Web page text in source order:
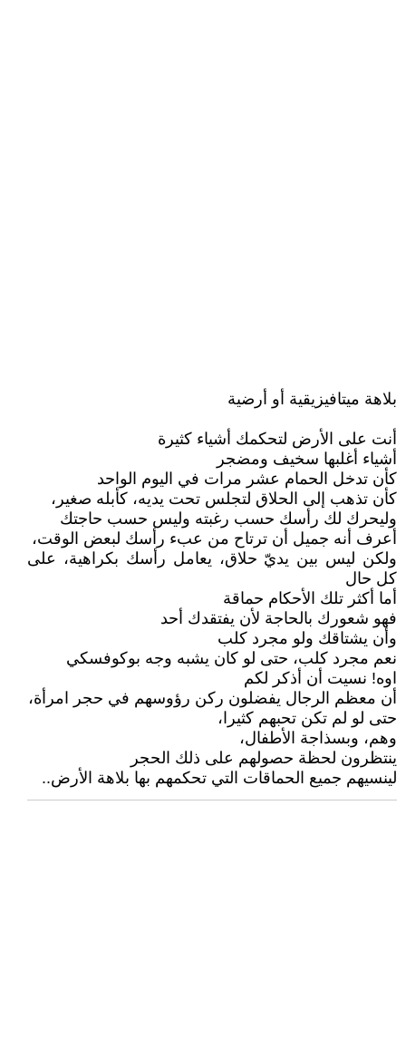
بلاهة ميتافيزيقية أو أرضية
أنت على الأرض لتحكمك أشياء كثيرة
أشياء أغلبها سخيف ومضجر
كأن تدخل الحمام عشر مرات في اليوم الواحد
كأن تذهب إلى الحلاق لتجلس تحت يديه، كأبله صغير،
وليحرك لك رأسك حسب رغبته وليس حسب حاجتك
أعرف أنه جميل أن ترتاح من عبء رأسك لبعض الوقت،
ولكن ليس بين يديّ حلاق، يعامل رأسك بكراهية، على
كل حال
أما أكثر تلك الأحكام حماقة
فهو شعورك بالحاجة لأن يفتقدك أحد
وأن يشتاقك ولو مجرد كلب
نعم مجرد كلب، حتى لو كان يشبه وجه بوكوفسكي
اوه! نسيت أن أذكر لكم
أن معظم الرجال يفضلون ركن رؤوسهم في حجر امرأة،
حتى لو لم تكن تحبهم كثيرا،
وهم، وبسذاجة الأطفال،
ينتظرون لحظة حصولهم على ذلك الحجر
لينسيهم جميع الحماقات التي تحكمهم بها بلاهة الأرض..